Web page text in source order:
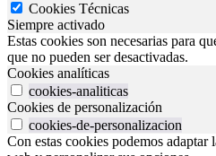
Cookies Técnicas
Siempre activado
Estas cookies son necesarias para
que no pueden ser desactivadas.
Cookies analíticas
cookies-analiticas
Cookies de personalización
cookies-de-personalizacion
Con estas cookies podemos